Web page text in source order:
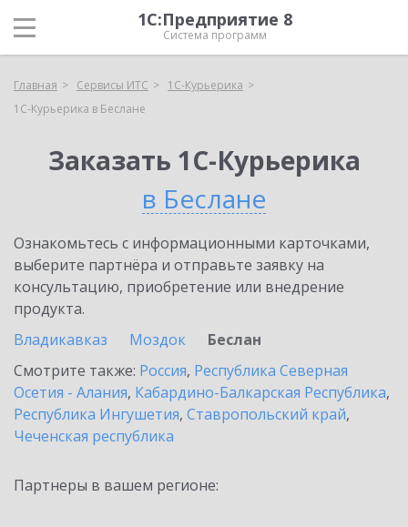
1С:Предприятие 8
Система программ
Главная Сервисы ИТС
1С-Курьерика
1С-Курьерика в Беслане
Заказать 1С-Курьерика
в Беслане
Ознакомьтесь с информационными карточками,
выберите партнёра и отправьте заявку на
консультацию, приобретение или внедрение
продукта.
Владикавказ
Моздок
Беслан
Смотрите также: Россия, Республика Северная
Осетия - Алания, Кабардино-Балкарская Республика,
Республика Ингушетия, Ставропольский край,
Чеченская республика
Партнеры в вашем регионе: